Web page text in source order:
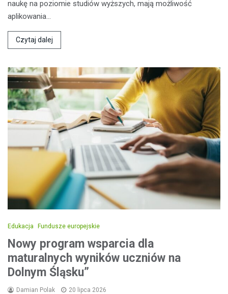
naukę na poziomie studiów wyższych, mają możliwość
aplikowania…
Czytaj dalej
Edukacja Fundusze europejskie
Nowy program wsparcia dla
maturalnych wyników uczniów na
Dolnym Śląsku”
Damian Polak 20 lipca 2026